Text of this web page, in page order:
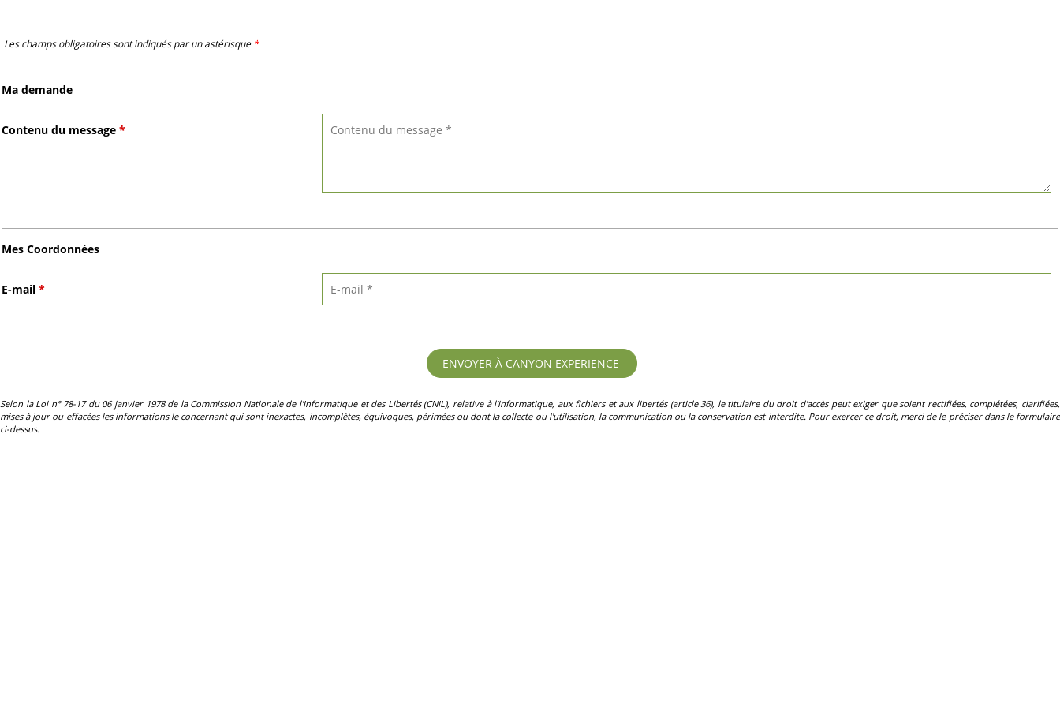
Les champs obligatoires sont indiqués par un astérisque *
Ma demande
Contenu du message *
Mes Coordonnées
E-mail *
Selon la Loi n° 78-17 du 06 janvier 1978 de la Commission Nationale de l'Informatique et des Libertés (CNIL), relative à l'informatique, aux fichiers et aux libertés (article 36), le titulaire du droit d'accès peut exiger que soient rectifiées, complétées, clarifiées,
mises à jour ou effacées les informations le concernant qui sont inexactes, incomplètes, équivoques, périmées ou dont la collecte ou l'utilisation, la communication ou la conservation est interdite. Pour exercer ce droit, merci de le préciser dans le formulaire
ci-dessus.